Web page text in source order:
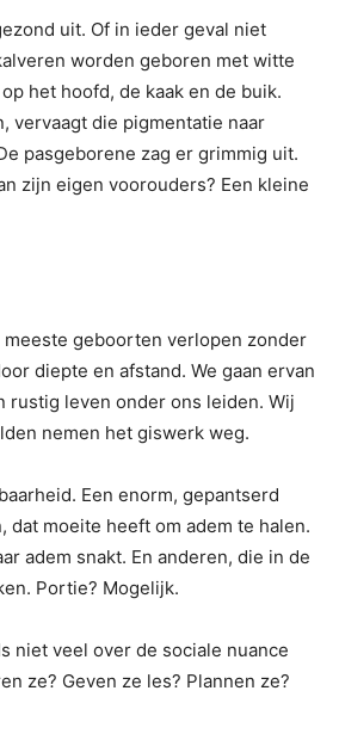
uit. Of in ieder geval niet
worden geboren met witte
het hoofd, de kaak en de buik.
vervaagt die pigmentatie naar
pasgeborene zag er grimmig uit.
zijn eigen voorouders? Een kleine
meeste geboorten verlopen zonder
diepte en afstand. We gaan ervan
rustig leven onder ons leiden. Wij
nemen het giswerk weg.
Een enorm, gepantserd
dat moeite heeft om adem te halen.
adem snakt. En anderen, die in de
Portie? Mogelijk.
niet veel over de sociale nuance
ze? Geven ze les? Plannen ze?